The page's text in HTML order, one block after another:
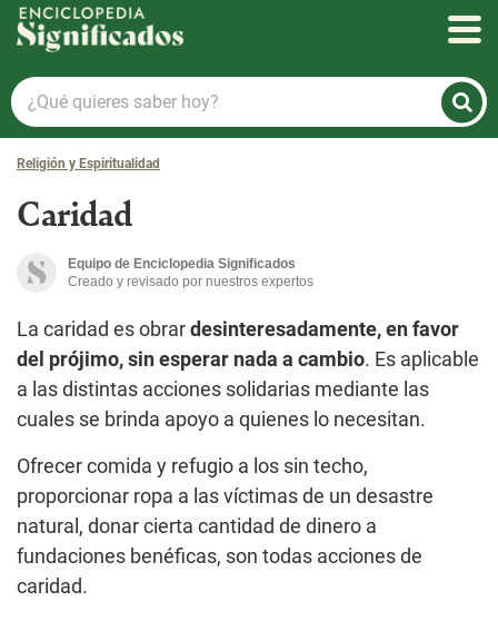
Enciclopedia Significados
¿Qué
quieres
saber
hoy?
Religión y Espiritualidad
Caridad
Equipo de Enciclopedia Significados
Creado y revisado por nuestros expertos
La caridad es obrar desinteresadamente, en favor
del prójimo, sin esperar nada a cambio. Es aplicable
a las distintas acciones solidarias mediante las
cuales se brinda apoyo a quienes lo necesitan.
Ofrecer comida y refugio a los sin techo,
proporcionar ropa a las víctimas de un desastre
natural, donar cierta cantidad de dinero a
fundaciones benéficas, son todas acciones de
caridad.